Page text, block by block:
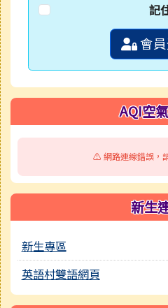
記
會
AQI空
⚠️ 網路連線錯誤，
新生
新生專區
英語村雙語網頁